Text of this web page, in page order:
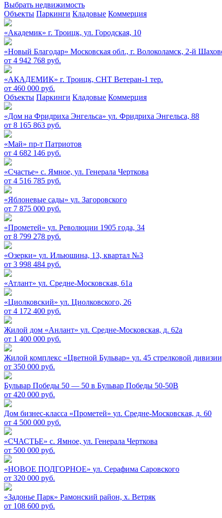
Выбрать недвижимость
Объекты Паркинги Кладовые Коммерция
«Академик» г. Троицк, ул. Городская, 10
«Новый Благодар» Московская обл., г. Волоколамск, 2-й
от 4 942 768 руб.
«АКАДЕМИК» г. Троицк, СНТ Ветеран-1 тер.
от 460 000 руб.
Объекты Паркинги Кладовые Коммерция
«Дом на Фридриха Энгельса» ул. Фридриха Энгельса, 88
от 8 165 863 руб.
«Май» пр-т Патриотов
от 4 682 146 руб.
«Счастье» c. Ямное, ул. Генерала Черткова
от 4 516 785 руб.
«Яблоневые сады» ул. Загоровского
от 7 875 000 руб.
«Прометей» ул. Революции 1905 года, 34
от 8 799 278 руб.
«Озерки» ул. Ильюшина, 13, квартал №3
от 3 998 484 руб.
«Атлант» ул. Средне-Московская, 61а
«Циолковский» ул. Циолковского, 26
от 4 172 400 руб.
Жилой дом «Анлант» ул. Средне-Московская, д. 62а
от 1 400 000 руб.
Жилой комплекс «Цветной Бульвар» ул. 45 стрелковой
от 350 000 руб.
Бульвар Победы 50 — 50 в Бульвар Победы 50-50В
от 420 000 руб.
Дом бизнес-класса «Прометей» ул. Средне-Московская, д. 60
от 4 500 000 руб.
«СЧАСТЬЕ» c. Ямное, ул. Генерала Черткова
от 500 000 руб.
«НОВОЕ ПОДГОРНОЕ» ул. Серафима Саровского
от 320 000 руб.
«Задонье Парк» Рамонский район, х. Ветряк
от 108 600 руб.